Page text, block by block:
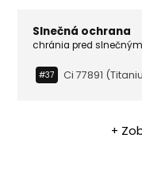
Slnečná ochrana
chránia pred
#37 Ci 77891
+